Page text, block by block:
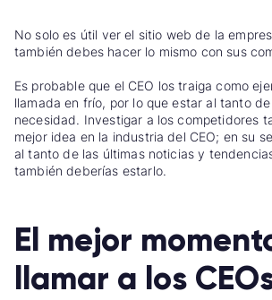
No solo es útil ver el sitio web de la
también debes hacer lo mismo con sus
Es probable que el CEO los traiga como
llamada en frío, por lo que estar al tanto
necesidad. Investigar a los competidores
mejor idea en la industria del CEO; en su
al tanto de las últimas noticias y
también deberías estarlo.
El mejor
llamar a los